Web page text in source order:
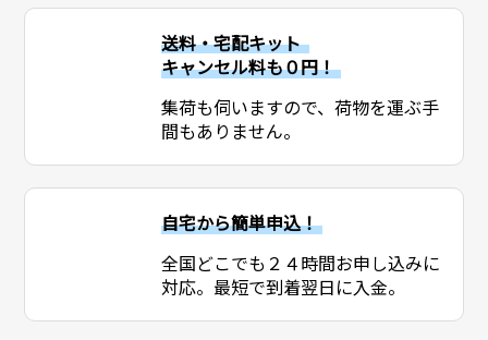
送料・宅配キット
キャンセル料も０円！
集荷も伺いますので、荷物を運ぶ手
間もありません。
自宅から簡単申込！
全国どこでも２４時間お申し込みに
対応。最短で到着翌日に入金。